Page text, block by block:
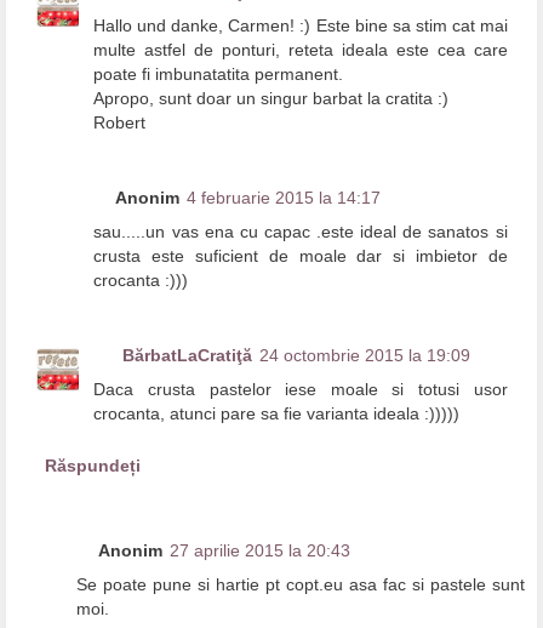
Hallo und danke, Carmen! :) Este bine sa stim cat mai
multe astfel de ponturi, reteta ideala este cea care
poate fi imbunatatita permanent.
Apropo, sunt doar un singur barbat la cratita :)
Robert
Anonim 4 februarie 2015 la 14:17
sau.....un vas ena cu capac .este ideal de sanatos si
crusta este suficient de moale dar si imbietor de
crocanta :)))
BărbatLaCratiţă 24 octombrie 2015 la 19:09
Daca crusta pastelor iese moale si totusi usor
crocanta, atunci pare sa fie varianta ideala :)))))
Răspundeți
Anonim 27 aprilie 2015 la 20:43
Se poate pune si hartie pt copt.eu asa fac si pastele sunt
moi.